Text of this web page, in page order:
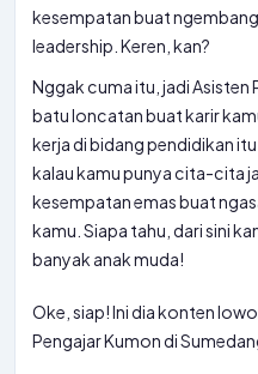
kesempatan buat
leadership. Keren, kan?
Nggak cuma itu, jadi Asisten
batu loncatan buat karir
kerja di bidang pendidikan
kalau kamu punya cita-cita
kesempatan emas buat
kamu. Siapa tahu, dari sini
banyak anak muda!
Oke, siap! Ini dia konten
Pengajar Kumon di